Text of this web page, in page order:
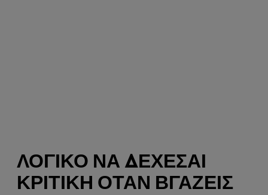
ΛΟΓΙΚΌ ΝΑ ΔΈΧΕΣΑΙ
ΚΡΙΤΙΚΉ ΌΤΑΝ ΒΓΆΖΕΙΣ